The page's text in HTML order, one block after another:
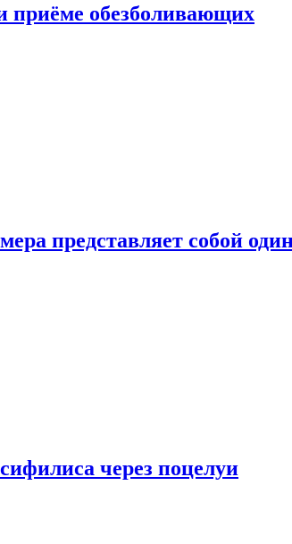
приëме обезболивающих
представляет собой
через поцелуи